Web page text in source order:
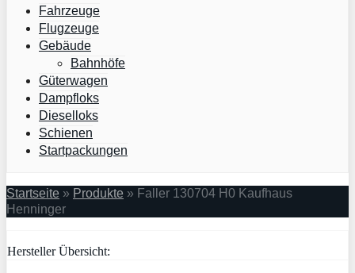
Fahrzeuge
Flugzeuge
Gebäude
Bahnhöfe
Güterwagen
Dampfloks
Dieselloks
Schienen
Startpackungen
Startseite » Produkte » Faller 130704 H0 Kaufhaus
Henninger
Hersteller Übersicht: